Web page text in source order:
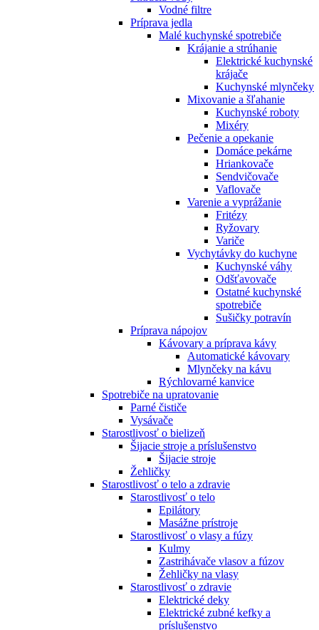
Vodné filtre
Príprava jedla
Malé kuchynské spotrebiče
Krájanie a strúhanie
Elektrické kuchynské
krájače
Kuchynské mlynčeky
Mixovanie a šľahanie
Kuchynské roboty
Mixéry
Pečenie a opekanie
Domáce pekárne
Hriankovače
Sendvičovače
Vaflovače
Varenie a vyprážanie
Fritézy
Ryžovary
Variče
Vychytávky do kuchyne
Kuchynské váhy
Odšťavovače
Ostatné kuchynské
spotrebiče
Sušičky potravín
Príprava nápojov
Kávovary a príprava kávy
Automatické kávovary
Mlynčeky na kávu
Rýchlovarné kanvice
Spotrebiče na upratovanie
Parné čističe
Vysávače
Starostlivosť o bielizeň
Šijacie stroje a príslušenstvo
Šijacie stroje
Žehličky
Starostlivosť o telo a zdravie
Starostlivosť o telo
Epilátory
Masážne prístroje
Starostlivosť o vlasy a fúzy
Kulmy
Zastrihávače vlasov a fúzov
Žehličky na vlasy
Starostlivosť o zdravie
Elektrické deky
Elektrické zubné kefky a
príslušenstvo